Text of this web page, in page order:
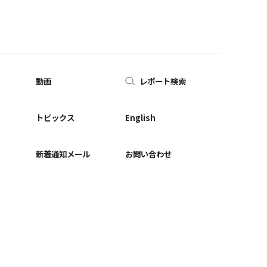
動画
トピックス
新着通知メール
レポート検索
English
お問い合わせ